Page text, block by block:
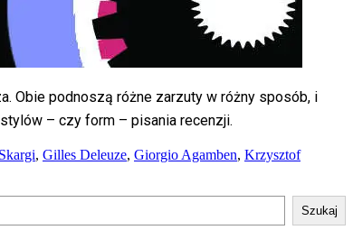
Obie podnoszą różne zarzuty w różny sposób, i
– czy form – pisania recenzji.
, Gilles Deleuze, Giorgio Agamben, Krzysztof
Szukaj